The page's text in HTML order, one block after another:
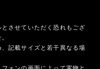
させていただく恐れもござ
記載サイズと若干異なる場